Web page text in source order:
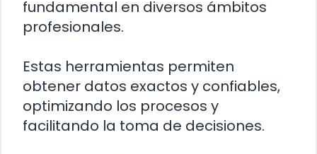
fundamental en diversos ámbitos
profesionales.
Estas herramientas permiten
obtener datos exactos y confiables,
optimizando los procesos y
facilitando la toma de decisiones.